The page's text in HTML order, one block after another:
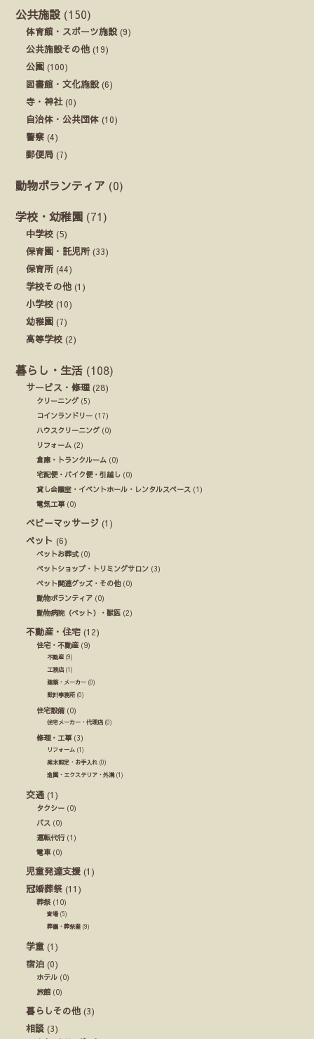
公共施設 (150)
体育館・スポーツ施設(9)
公共施設その他 (19)
公園 (100)
図書館・文化施設(6)
寺・神社(0)
自治体・公共団体 (10)
警察 (4)
郵便局 (7)
動物ボランティア (0)
学校・幼稚園 (71)
中学校 (5)
保育園・託児所(33)
保育所(44)
学校その他 (1)
小学校 (10)
幼稚園 (7)
高等学校 (2)
暮らし・生活 (108)
サービス・修理 (28)
クリーニング(5)
コインランドリー (17)
ハウスクリーニング(0)
リフォーム (2)
倉庫・トランクルーム (0)
宅配便・バイク便・引越し (0)
貸し会議室・イベントホール・レンタルスペース (1)
電気工事(0)
ベビーマッサージ (1)
ペット (6)
ペットお葬式(0)
ペットショップ・トリミングサロン (3)
ペット関連グッズ・その他(0)
動物ボランティア (0)
動物病院（ペット）・獣医 (2)
不動産・住宅 (12)
住宅・不動産 (9)
不動産 (9)
工務店 (1)
建築・メーカー (0)
設計事務所(0)
住宅設備(0)
住宅メーカー・代理店 (0)
修理・工事(3)
リフォーム (1)
庭木剪定・お手入れ (0)
造園・エクステリア・外溝(1)
交通 (1)
タクシー (0)
バス (0)
運転代行(1)
電車(0)
児童発達支援 (1)
冠婚葬祭 (11)
葬祭(10)
斎場(5)
葬儀・葬祭業 (9)
学童 (1)
宿泊 (0)
ホテル (0)
旅館 (0)
暮らしその他 (3)
相談 (3)